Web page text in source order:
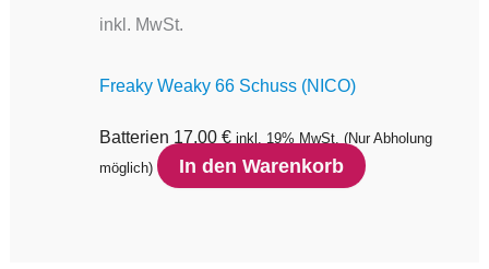
inkl. MwSt.
Freaky Weaky 66 Schuss (NICO)
Batterien 17,00 € inkl. 19% MwSt. (Nur Abholung
möglich)
In den Warenkorb